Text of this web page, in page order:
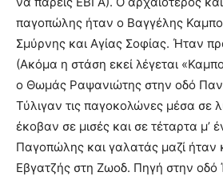
παγοπώλης ήταν ο Βαγγέλης
Σμύρνης και Αγίας Σοφίας. Ήταν
(Ακόμα η στάση εκεί λέγεται
ο Θωμάς Ραψανιώτης στην οδό
Τύλιγαν τις παγοκολώνες μέσα σε
έκοβαν σε μισές και σε τέταρτα μ’
Παγοπώλης και γαλατάς μαζί ήταν
Εβγατζής στη Ζωοδ. Πηγή στην οδό